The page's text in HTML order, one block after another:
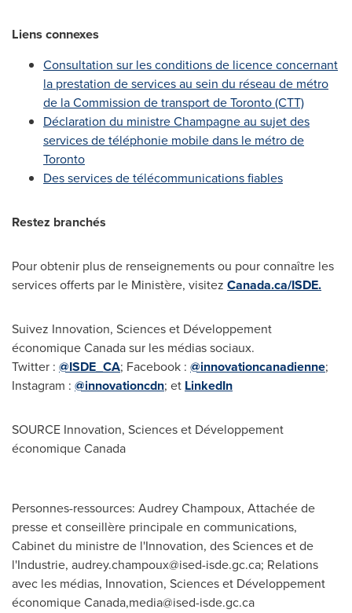
Liens connexes
Consultation sur les conditions de licence concernant
la prestation de services au sein du réseau de métro
de la Commission de transport deToronto(CTT)
Déclaration du ministre Champagne au sujet des
services de téléphonie mobile dans le métro de
Toronto
Des services de télécommunications fiables
Restez branchés
Pour obtenir plus de renseignements ou pour connaître les
services offerts par le Ministère, visitez Canada.ca/ISDE.
Suivez Innovation, Sciences et Développement
économiqueCanadasur les médias sociaux.
Twitter : @ISDE_CA; Facebook : @innovationcanadienne;
Instagram : @innovationcdn; et LinkedIn
SOURCE Innovation, Sciences et Développement
économiqueCanada
Personnes-ressources: Audrey Champoux, Attachée de
presse et conseillère principale en communications,
Cabinet du ministre de l'Innovation, des Sciences et de
l'Industrie, audrey.champoux@ised-isde.gc.ca; Relations
avec les médias, Innovation, Sciences et Développement
économique Canada,media@ised-isde.gc.ca